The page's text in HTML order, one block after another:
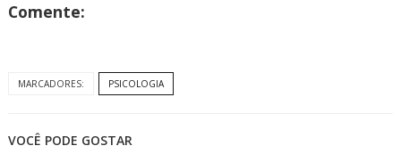
Comente:
MARCADORES: PSICOLOGIA
VOCÊ PODE GOSTAR